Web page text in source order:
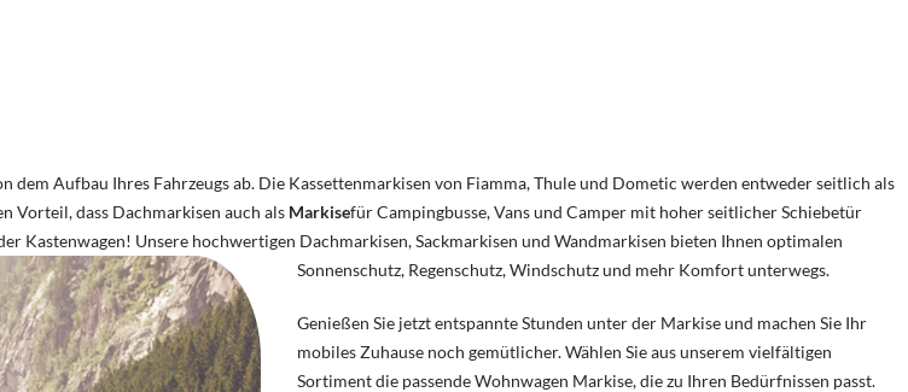
dem Aufbau Ihres Fahrzeugs ab. Die Kassettenmarkisen von Fiamma, Thule und Dometic werden entweder seitlich als
Vorteil, dass Dachmarkisen auch als Markisefür Campingbusse, Vans und Camper mit hoher seitlicher Schiebetür
Kastenwagen! Unsere hochwertigen Dachmarkisen, Sackmarkisen und Wandmarkisen bieten Ihnen optimalen
Sonnenschutz, Regenschutz, Windschutz und mehr Komfort unterwegs.
Genießen Sie jetzt entspannte Stunden unter der Markise und machen Sie Ihr
mobiles Zuhause noch gemütlicher. Wählen Sie aus unserem vielfältigen
Sortiment die passende Wohnwagen Markise, die zu Ihren Bedürfnissen passt.